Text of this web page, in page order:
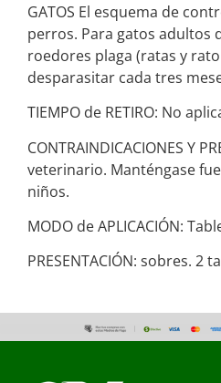
GATOS El esquema de
perros. Para gatos adultos
roedores plaga (ratas y
desparasitar cada tres
TIEMPO de RETIRO: No
CONTRAINDICACIONES Y
veterinario. Manténgase
niños.
MODO de APLICACIÓN:
PRESENTACIÓN: sobres. 2